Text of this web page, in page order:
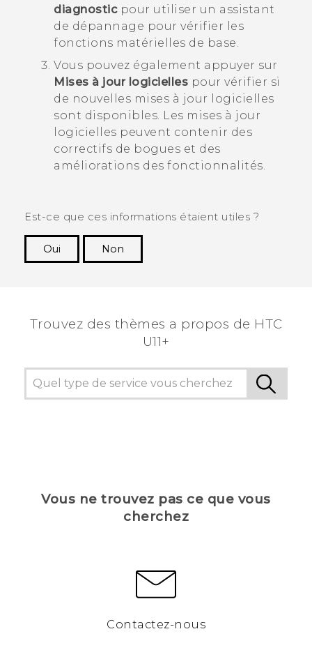
diagnosticpour utiliser un assistant
de dépannage pour vérifier les
fonctions matérielles de base.
Vous pouvez également appuyer sur
Mises à jour logicielles pour vérifier si
de nouvelles mises à jour logicielles
sont disponibles. Les mises à jour
logicielles peuvent contenir des
correctifs de bogues et des
améliorations des fonctionnalités.
Est-ce que ces informations étaient utiles ?
Oui
Non
Trouvez des thèmes a propos de HTC
U11+
Vous ne trouvez pas ce que vous
cherchez
Contactez-nous